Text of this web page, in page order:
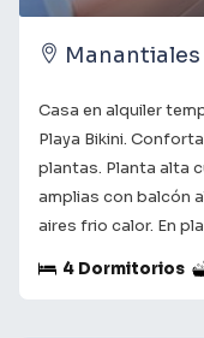
Manantiales
Casa en alquiler
Playa Bikini.
plantas. Planta alta
amplias con balcón
aires frio calor. En
exterior
4 Dormitorios